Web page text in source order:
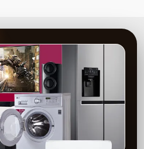
технологий. Обращайтесь для